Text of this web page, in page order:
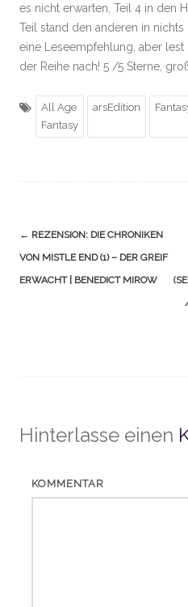
es nicht erwarten, Teil 4 in den
Teil stand den anderen in
eine Leseempfehlung, aber lest
der Reihe nach! 5 /5 Sterne,
All Age
Fantasy
arsEdition
Navigation
(Beiträge)
← REZENSION: DIE CHRONIKEN
VON MISTLE END (1) – DER GREIF
ERWACHT | BENEDICT MIROW
Hinterlasse einen
KOMMENTAR